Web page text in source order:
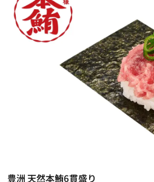
豊洲 天然本鮪6貫盛り